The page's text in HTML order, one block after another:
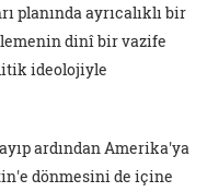
planında ayrıcalıklı bir
dinî bir vazife
ideolojiyle
ardından Amerika'ya
dönmesini de içine